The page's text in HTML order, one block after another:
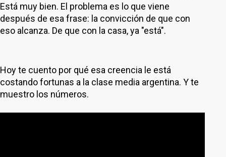
Está muy bien. El problema es lo que viene
después de esa frase: la convicción de que con
eso alcanza. De que con la casa, ya "está".
Hoy te cuento por qué esa creencia le está
costando fortunas a la clase media argentina. Y te
muestro los números.